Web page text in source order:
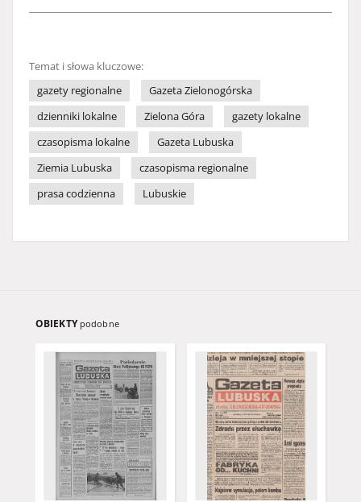
Temat i słowa kluczowe:
gazety regionalne
Gazeta Zielonogórska
dzienniki lokalne
Zielona Góra
gazety lokalne
czasopisma lokalne
Gazeta Lubuska
Ziemia Lubuska
czasopisma regionalne
prasa codzienna
Lubuskie
OBIEKTY podobne